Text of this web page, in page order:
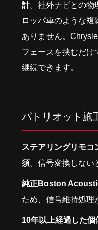
計。社外ナビとの物
ロッパ車のような
ありません。
フェースを挟むだけ
継続できます。
パトリオット施
ステアリングリモ
須。信号変換しない
純正Boston
ため、信号維持処理
10年以上経過した